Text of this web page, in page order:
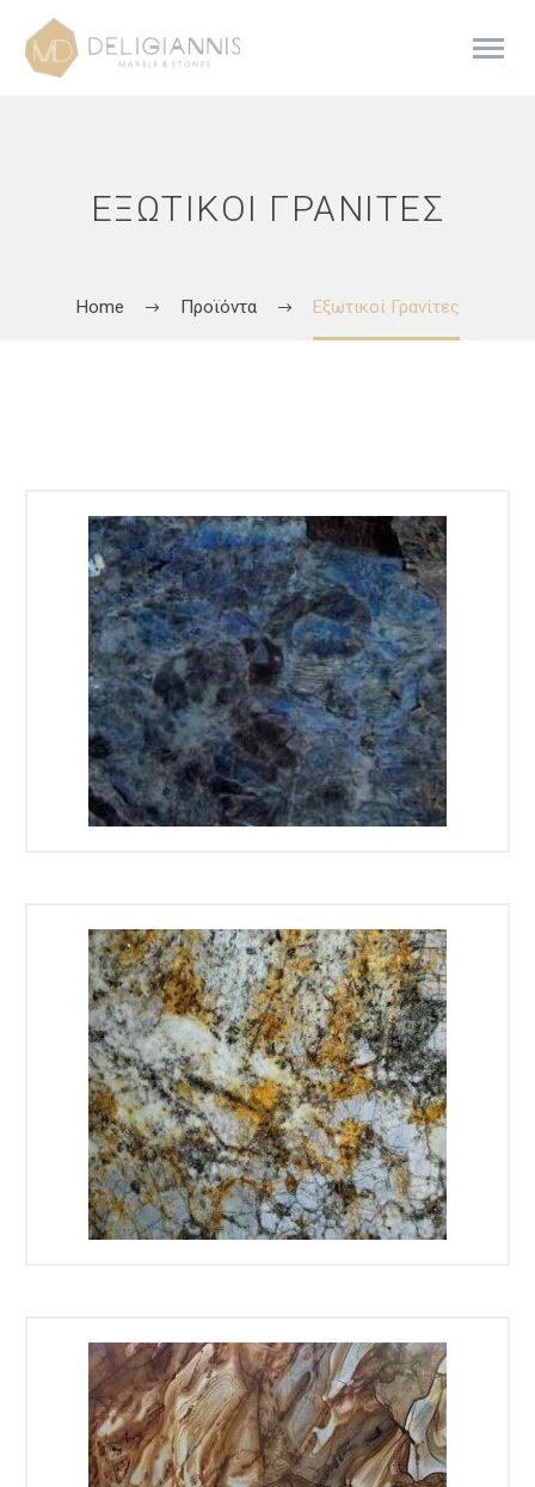
ΕΞΩΤΙΚΟΊ ΓΡΑΝΊΤΕΣ
Home Προϊόντα Εξωτικοί Γρανίτες